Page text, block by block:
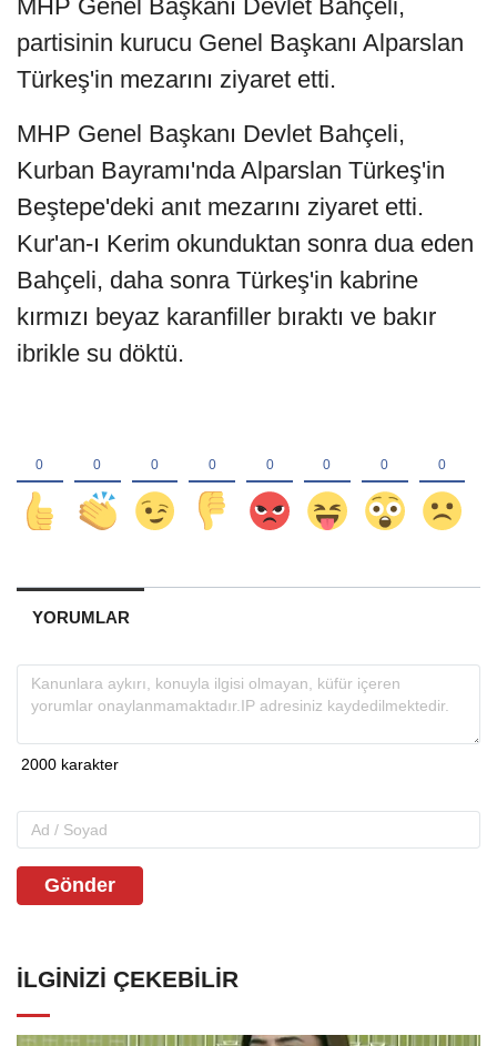
MHP Genel Başkanı Devlet Bahçeli,
partisinin kurucu Genel Başkanı Alparslan
Türkeş'in mezarını ziyaret etti.
MHP Genel Başkanı Devlet Bahçeli,
Kurban Bayramı'nda Alparslan Türkeş'in
Beştepe'deki anıt mezarını ziyaret etti.
Kur'an-ı Kerim okunduktan sonra dua eden
Bahçeli, daha sonra Türkeş'in kabrine
kırmızı beyaz karanfiller bıraktı ve bakır
ibrikle su döktü.
YORUMLAR
Gönder
İLGINIZI ÇEKEBILIR